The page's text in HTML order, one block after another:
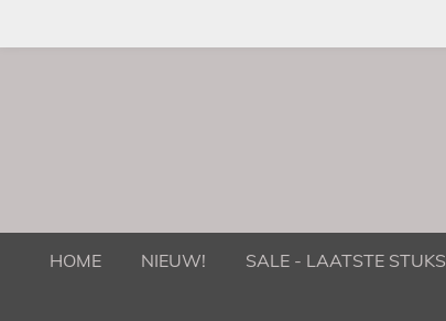
direct
HOME NIEUW! SALE - LAATSTE STUKS